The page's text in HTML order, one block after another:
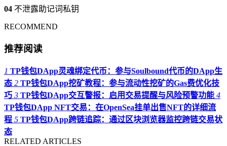
04 不泄露助记词私钥
RECOMMEND
推荐阅读
1 TP钱包DApp灵魂绑定代币：参与Soulbound代币的DApp生
态 2 TP钱包DApp挖矿教程：参与流动性挖矿的Gas费优化技
巧 3 TP钱包DApp交互警报：启用交易提醒与风险预警功能 4
TP钱包DApp NFT交易：在OpenSea挂单出售NFT的详细流
程 5 TP钱包DApp跨链追踪：通过区块浏览器监控跨链交易状
态
RELATED ARTICLES